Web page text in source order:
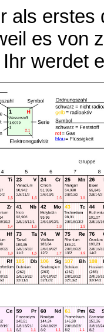
als
es von
werdet